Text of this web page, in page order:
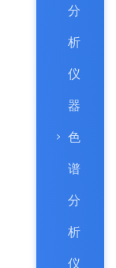
分
析
仪
器
色
谱
分
析
仪